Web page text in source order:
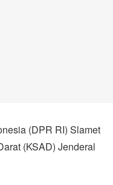
(DPR RI) Slamet
(KSAD) Jenderal